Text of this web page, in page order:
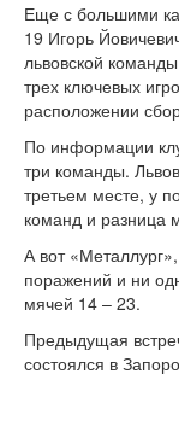
Еще с большими
19 Игорь
львовской
трех ключевых
расположении
По информации
три команды.
третьем месте, у
команд и разница
А вот
поражений и ни
мячей 14 – 23.
Предыдущая
состоялся в